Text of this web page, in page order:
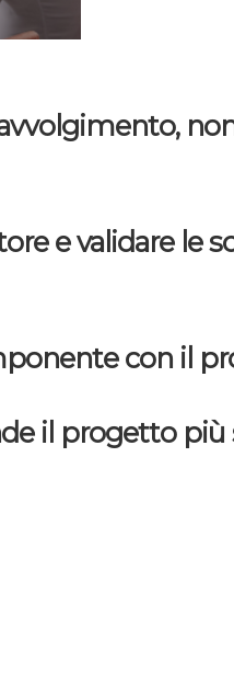
e validare le
con il
il progetto più